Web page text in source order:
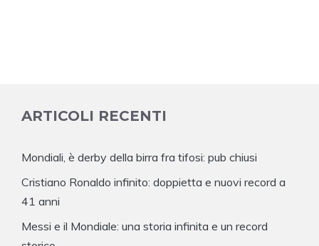
ARTICOLI RECENTI
Mondiali, è derby della birra fra tifosi: pub chiusi
Cristiano Ronaldo infinito: doppietta e nuovi record a
41 anni
Messi e il Mondiale: una storia infinita e un record